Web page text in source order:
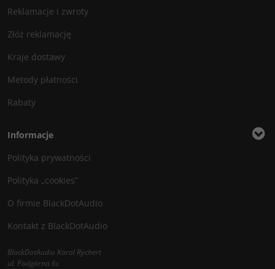
Reklamacje i zwroty
Złóż reklamację
Kraje dostawy
Metody płatności
Rabaty
Informacje
Polityka prywatności
Polityka „cookies”
O firmie BlackDotAudio
Kontakt z BlackDotAudio
BlackDotAudio Karol Rychert
ul. Podgórna 6c